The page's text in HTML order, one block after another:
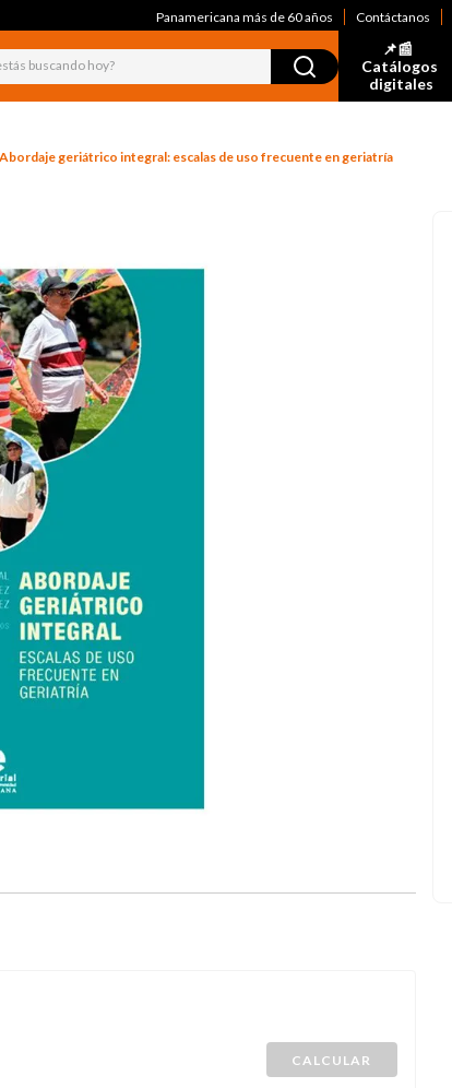
Panamericana más de 60 años Contáctanos
buscando hoy?
📌📰
Catálogos
digitales
Abordaje geriátrico integral: escalas de uso frecuente en geriatría